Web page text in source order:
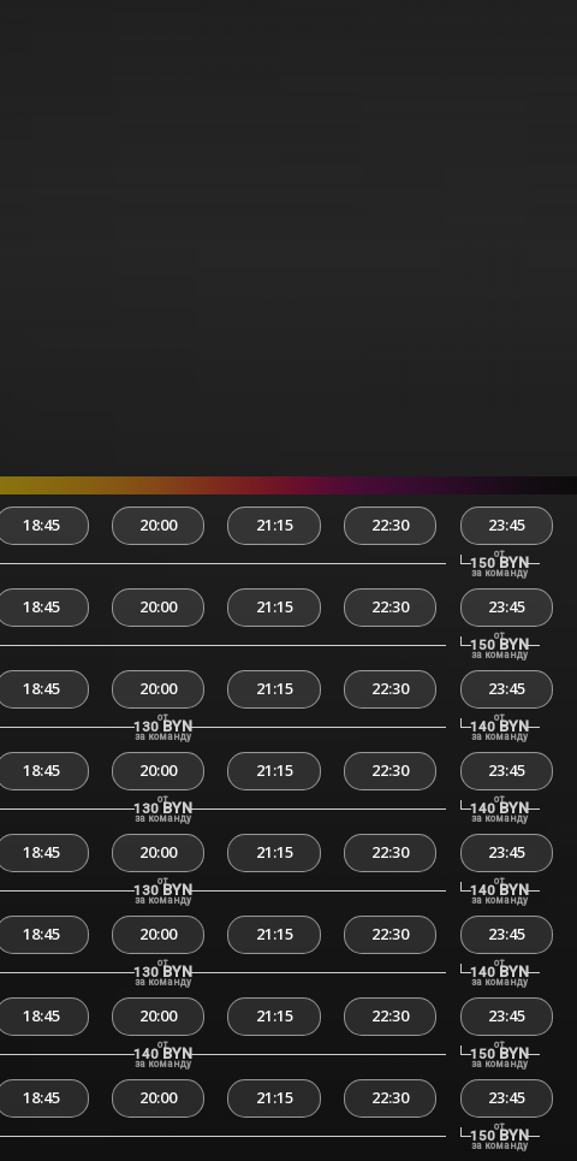
18:45 20:00 21:15 22:30 23:45
от
150 BYN
за команду
18:45 20:00 21:15 22:30 23:45
от
150 BYN
за команду
18:45 20:00 21:15 22:30 23:45
от
130 BYN
за команду
от
140 BYN
за команду
18:45 20:00 21:15 22:30 23:45
от
130 BYN
за команду
от
140 BYN
за команду
18:45 20:00 21:15 22:30 23:45
от
130 BYN
за команду
от
140 BYN
за команду
18:45 20:00 21:15 22:30 23:45
от
130 BYN
за команду
от
140 BYN
за команду
18:45 20:00 21:15 22:30 23:45
от
140 BYN
за команду
от
150 BYN
за команду
18:45 20:00 21:15 22:30 23:45
от
150 BYN
за команду